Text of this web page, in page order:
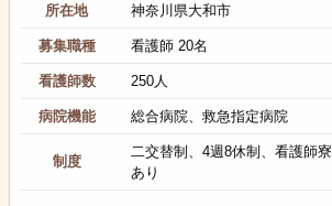
所在地 神奈川県大和市
募集職種 看護師 20名
看護師数 250人
病院機能 総合病院、救急指定病院
制度
二交替制、4週8休制、看護師
あり